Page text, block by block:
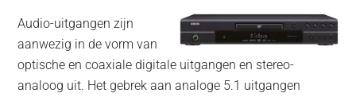
Audio-uitgangen zijn
aanwezig in de vorm van
optische en coaxiale digitale uitgangen en stereo-
analoog uit. Het gebrek aan analoge 5.1 uitgangen